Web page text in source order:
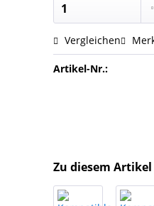
Vergleichen
Artikel-Nr.:
Zu diesem Artikel